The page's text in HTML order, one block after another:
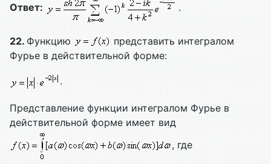
Ответ: .
22. Функцию
представить интегралом
Фурье в действительной форме:
.
Представление функции интегралом Фурье в
действительной форме имеет вид
, где